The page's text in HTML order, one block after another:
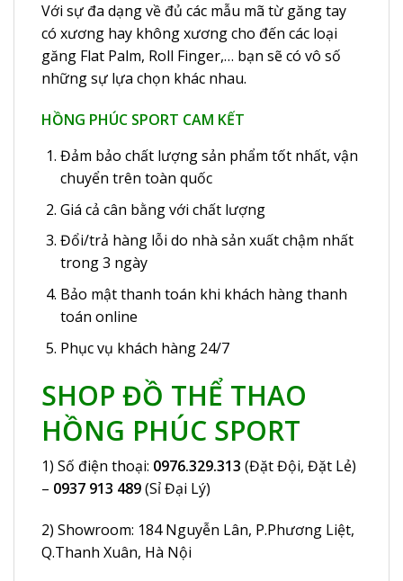
Với sự đa dạng về đủ các mẫu mã từ găng tay
có xương hay không xương cho đến các loại
găng Flat Palm, Roll Finger,… bạn sẽ có vô số
những sự lựa chọn khác nhau.
HỒNG PHÚC SPORT CAM KẾT
Đảm bảo chất lượng sản phẩm tốt nhất, vận
chuyển trên toàn quốc
Giá cả cân bằng với chất lượng
Đổi/trả hàng lỗi do nhà sản xuất chậm nhất
trong 3 ngày
Bảo mật thanh toán khi khách hàng thanh
toán online
Phục vụ khách hàng 24/7
SHOP ĐỒ THỂ THAO
HỒNG PHÚC SPORT
1) Số điện thoại: 0976.329.313 (Đặt Đội, Đặt Lẻ)
– 0937 913 489(Sỉ Đại Lý)
2) Showroom: 184 Nguyễn Lân, P.Phương Liệt,
Q.Thanh Xuân, Hà Nội